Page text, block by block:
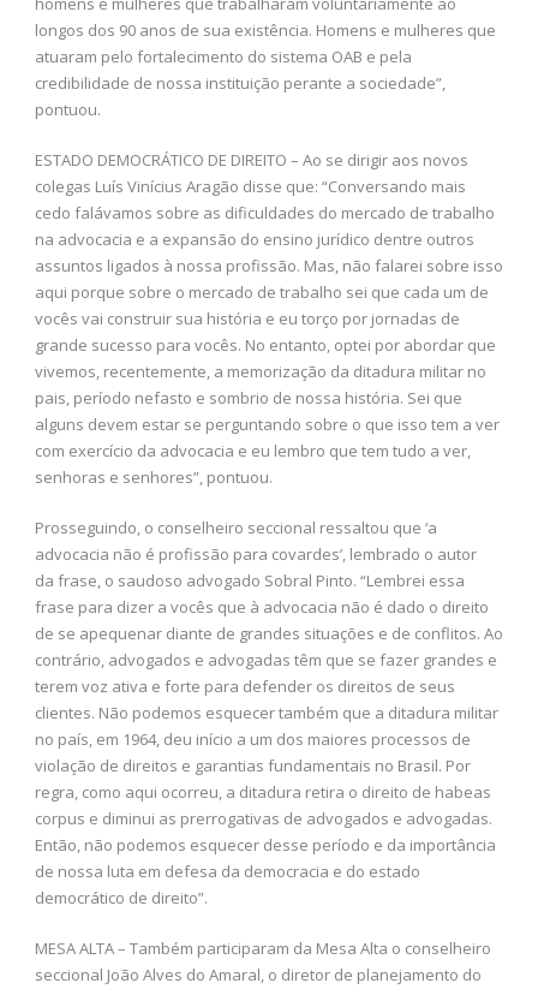
longos dos 90 anos de sua existência. Homens e mulheres que
atuaram pelo fortalecimento do sistema OAB e pela
credibilidade de nossa instituição perante a sociedade”,
pontuou.
ESTADO DEMOCRÁTICO DE DIREITO – Ao se dirigir aos novos
colegas Luís Vinícius Aragão disse que: “Conversando mais
cedo falávamos sobre as dificuldades do mercado de trabalho
na advocacia e a expansão do ensino jurídico dentre outros
assuntos ligados à nossa profissão. Mas, não falarei sobre isso
aqui porque sobre o mercado de trabalho sei que cada um de
vocês vai construir sua história e eu torço por jornadas de
grande sucesso para vocês. No entanto, optei por abordar que
vivemos, recentemente, a memorização da ditadura militar no
pais, período nefasto e sombrio de nossa história. Sei que
alguns devem estar se perguntando sobre o que isso tem a ver
com exercício da advocacia e eu lembro que tem tudo a ver,
senhoras e senhores”, pontuou.
Prosseguindo, o conselheiro seccional ressaltou que ‘a
advocacia não é profissão para covardes’, lembrado o autor
da frase, o saudoso advogado Sobral Pinto. “Lembrei essa
frase para dizer a vocês que à advocacia não é dado o direito
de se apequenar diante de grandes situações e de conflitos. Ao
contrário, advogados e advogadas têm que se fazer grandes e
terem voz ativa e forte para defender os direitos de seus
clientes. Não podemos esquecer também que a ditadura militar
no país, em 1964, deu início a um dos maiores processos de
violação de direitos e garantias fundamentais no Brasil. Por
regra, como aqui ocorreu, a ditadura retira o direito de habeas
corpus e diminui as prerrogativas de advogados e advogadas.
Então, não podemos esquecer desse período e da importância
de nossa luta em defesa da democracia e do estado
democrático de direito”.
MESA ALTA – Também participaram da Mesa Alta o conselheiro
seccional João Alves do Amaral, o diretor de planejamento do